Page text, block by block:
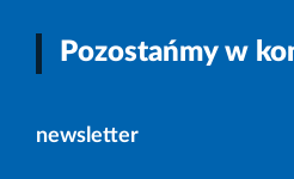
Pozostańmy w
newsletter